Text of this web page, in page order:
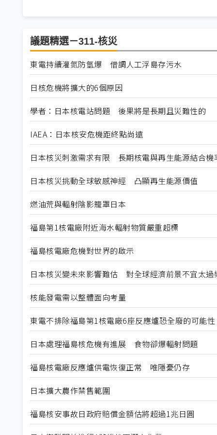
議題精選－311-核災
東電持續灌氮防氫爆 借調人工浮島存污水
日核危機將擴大的6個原因
學者：日本核電站問題 後果將是長期且災難性的
IAEA：日本核安危機距終點尚遠
日本核災刺激需求有限 長期核電與再生能源結合機
日本核災挑動全球敏感神經 凸顯再生能源價值
燃油荒與輻射陰影籠罩日本
福島第1核電廠附近海水輻射物質嚴重超標
福島核電廠危機對世界的啟示
日本核災變未來影響難估 對全球經濟前景不宜太過
核能發電需以整體面向考量
東電不排除福島第1核電廠6座反應爐恐全廢的可能性
日本處理福島核危機有進展 食物卻爆輻射問題
福島核電廠反應爐供電恢復正常 唯隱憂仍存
日本擴大農作禁售範圍
福島核安事故日政府賠償金額估將超過1兆日圓